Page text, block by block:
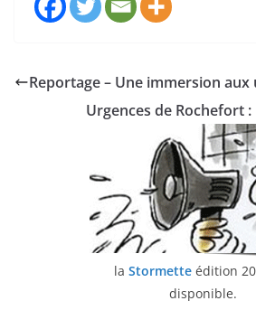
Reportage – Une immersion aux
Urgences de Rochefort
la Stormetteédition
disponible.